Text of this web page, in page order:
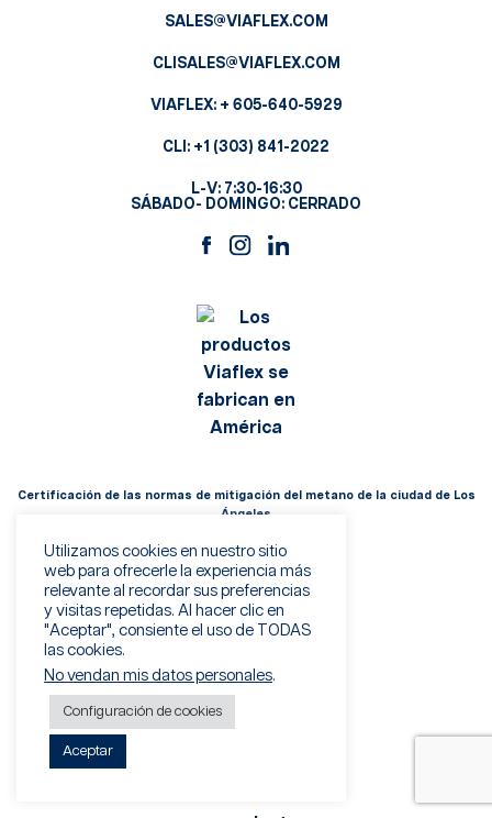
SALES@VIAFLEX.COM
CLISALES@VIAFLEX.COM
VIAFLEX: + 605-640-5929
CLI: +1 (303) 841-2022
L-V: 7:30-16:30
SÁBADO- DOMINGO: CERRADO
Certificación de las normas de mitigación del metano de la ciudad de Los
Ángeles
Utilizamos cookies en nuestro sitio
web para ofrecerle la experiencia más
relevante al recordar sus preferencias
y visitas repetidas. Al hacer clic en
"Aceptar", consiente el uso de TODAS
las cookies.
No vendan mis datos personales.
Configuración de cookies
Aceptar